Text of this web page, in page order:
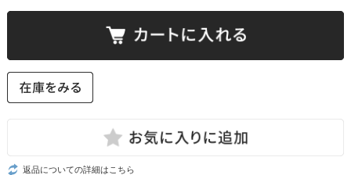
返品についての詳細はこちら